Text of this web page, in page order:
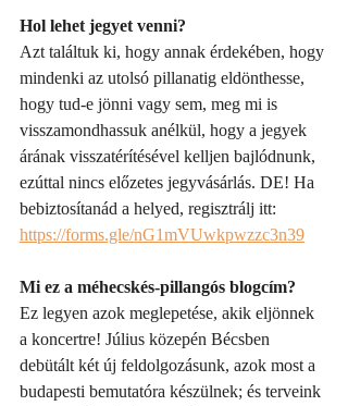
Hol lehet jegyet venni?
Azt találtuk ki, hogy annak érdekében, hogy
mindenki az utolsó pillanatig eldönthesse,
hogy tud-e jönni vagy sem, meg mi is
visszamondhassuk anélkül, hogy a jegyek
árának visszatérítésével kelljen bajlódnunk,
ezúttal nincs előzetes jegyvásárlás. DE! Ha
bebiztosítanád a helyed, regisztrálj itt:
https://forms.gle/nG1mVUwkpwzzc3n39
Mi ez a méhecskés-pillangós blogcím?
Ez legyen azok meglepetése, akik eljönnek
a koncertre! Július közepén Bécsben
debütált két új feldolgozásunk, azok most a
budapesti bemutatóra készülnek; és terveink